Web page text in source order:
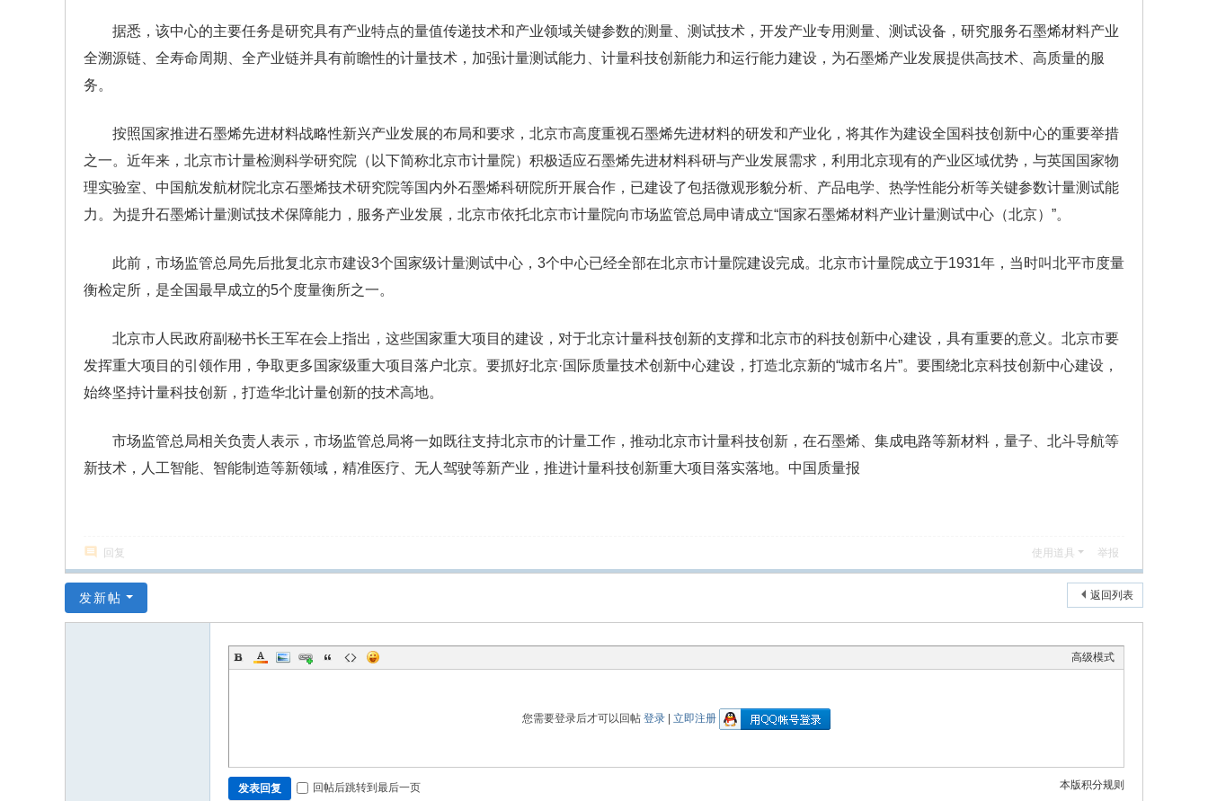
据悉，该中心的主要任务是研究具有产业特点的量值传递技术和产业领域关键参数的测量、测试技术，开发产业专用测量、测试设备，研究服务石墨烯材料产业
全溯源链、全寿命周期、全产业链并具有前瞻性的计量技术，加强计量测试能力、计量科技创新能力和运行能力建设，为石墨烯产业发展提供高技术、高质量的服
务。
按照国家推进石墨烯先进材料战略性新兴产业发展的布局和要求，北京市高度重视石墨烯先进材料的研发和产业化，将其作为建设全国科技创新中心的重要举措
之一。近年来，北京市计量检测科学研究院（以下简称北京市计量院）积极适应石墨烯先进材料科研与产业发展需求，利用北京现有的产业区域优势，与英国国家物
理实验室、中国航发航材院北京石墨烯技术研究院等国内外石墨烯科研院所开展合作，已建设了包括微观形貌分析、产品电学、热学性能分析等关键参数计量测试能
力。为提升石墨烯计量测试技术保障能力，服务产业发展，北京市依托北京市计量院向市场监管总局申请成立“国家石墨烯材料产业计量测试中心（北京）”。
此前，市场监管总局先后批复北京市建设3个国家级计量测试中心，3个中心已经全部在北京市计量院建设完成。北京市计量院成立于1931年，当时叫北平市度量
衡检定所，是全国最早成立的5个度量衡所之一。
北京市人民政府副秘书长王军在会上指出，这些国家重大项目的建设，对于北京计量科技创新的支撑和北京市的科技创新中心建设，具有重要的意义。北京市要
发挥重大项目的引领作用，争取更多国家级重大项目落户北京。要抓好北京·国际质量技术创新中心建设，打造北京新的“城市名片”。要围绕北京科技创新中心建设，
始终坚持计量科技创新，打造华北计量创新的技术高地。
市场监管总局相关负责人表示，市场监管总局将一如既往支持北京市的计量工作，推动北京市计量科技创新，在石墨烯、集成电路等新材料，量子、北斗导航等
新技术，人工智能、智能制造等新领域，精准医疗、无人驾驶等新产业，推进计量科技创新重大项目落实落地。中国质量报
回复 使用道具 举报
返回列表
发新帖
高级模式
您需要登录后才可以回帖 登录 立即注册
本版积分规则
发表回复 回帖后跳转到最后一页